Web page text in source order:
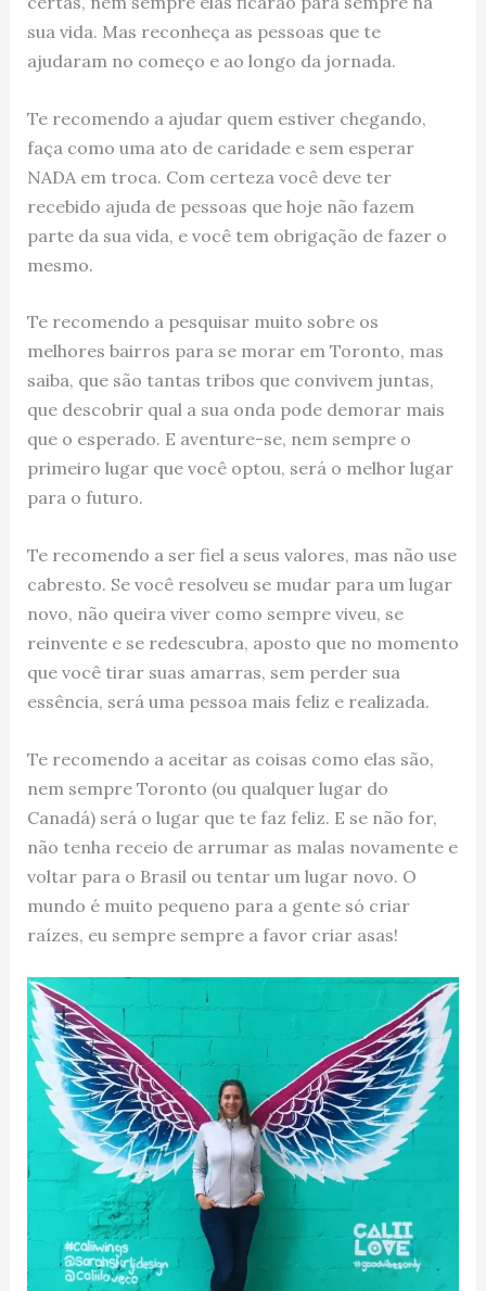
sua vida. Mas reconheça as pessoas que te
ajudaram no começo e ao longo da jornada.
Te recomendo a ajudar quem estiver chegando,
faça como uma ato de caridade e sem esperar
NADA em troca. Com certeza você deve ter
recebido ajuda de pessoas que hoje não fazem
parte da sua vida, e você tem obrigação de fazer o
mesmo.
Te recomendo a pesquisar muito sobre os
melhores bairros para se morar em Toronto, mas
saiba, que são tantas tribos que convivem juntas,
que descobrir qual a sua onda pode demorar mais
que o esperado. E aventure-se, nem sempre o
primeiro lugar que você optou, será o melhor lugar
para o futuro.
Te recomendo a ser fiel a seus valores, mas não use
cabresto. Se você resolveu se mudar para um lugar
novo, não queira viver como sempre viveu, se
reinvente e se redescubra, aposto que no momento
que você tirar suas amarras, sem perder sua
essência, será uma pessoa mais feliz e realizada.
Te recomendo a aceitar as coisas como elas são,
nem sempre Toronto (ou qualquer lugar do
Canadá) será o lugar que te faz feliz. E se não for,
não tenha receio de arrumar as malas novamente e
voltar para o Brasil ou tentar um lugar novo. O
mundo é muito pequeno para a gente só criar
raízes, eu sempre sempre a favor criar asas!